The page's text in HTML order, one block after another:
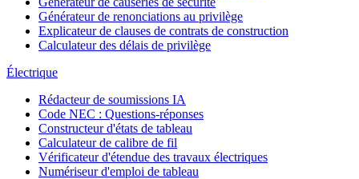
Générateur de renonciations au privilège
Explicateur de clauses de contrats de construction
Calculateur des délais de privilège
Électrique
Rédacteur de soumissions IA
Code NEC : Questions-réponses
Constructeur d'états de tableau
Calculateur de calibre de fil
Vérificateur d'étendue des travaux électriques
Numériseur d'emploi de tableau